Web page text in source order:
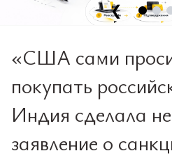
❮
«США сами
покупать
Индия сделала
заявление о